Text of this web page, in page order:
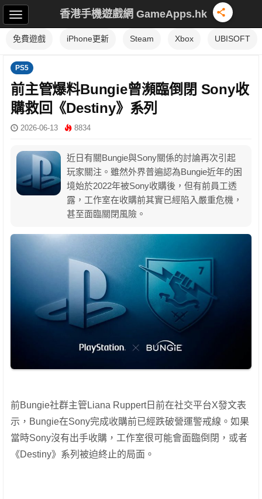
香港手機遊戲網 GameApps.hk
免費遊戲 iPhone更新 Steam Xbox UBISOFT
PS5
前主管爆料Bungie曾瀕臨倒閉 Sony收
購救回《Destiny》系列
2026-06-13 8834
近日有關Bungie與Sony關係的討論再次引起
玩家關注。雖然外界普遍認為Bungie近年的困
境始於2022年被Sony收購後，但有前員工透
露，工作室在收購前其實已經陷入嚴重危機，
甚至面臨關閉風險。
前Bungie社群主管Liana Ruppert日前在社交平台X發文表
示，Bungie在Sony完成收購前已經跌破營運警戒線。如果
當時Sony沒有出手收購，工作室很可能會面臨倒閉，或者
《Destiny》系列被迫終止的局面。